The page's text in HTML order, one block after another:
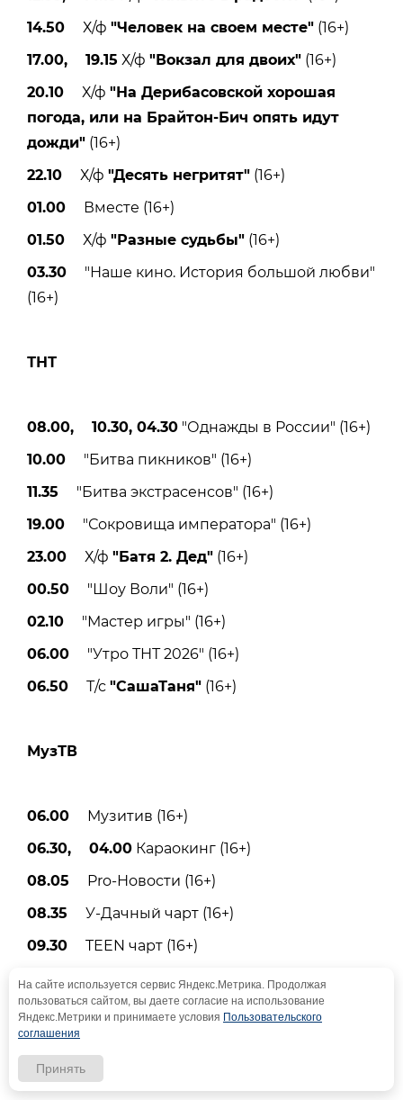
14.50 Х/ф "Человек на своем месте" (16+)
17.00, 19.15 Х/ф "Вокзал для двоих" (16+)
20.10 Х/ф "На Дерибасовской хорошая
погода, или на Брайтон-Бич опять идут
дожди" (16+)
22.10 Х/ф "Десять негритят" (16+)
01.00 Вместе (16+)
01.50 Х/ф "Разные судьбы" (16+)
03.30 "Наше кино. История большой любви"
(16+)
ТНТ
08.00, 10.30, 04.30 "Однажды в России" (16+)
10.00 "Битва пикников" (16+)
11.35 "Битва экстрасенсов" (16+)
19.00 "Сокровища императора" (16+)
23.00 Х/ф "Батя 2. Дед" (16+)
00.50 "Шоу Воли" (16+)
02.10 "Мастер игры" (16+)
06.00 "Утро ТНТ 2026" (16+)
06.50 Т/с "СашаТаня" (16+)
МузТВ
06.00 Музитив (16+)
06.30, 04.00 Караокинг (16+)
08.05 Pro-Новости (16+)
08.35 У-Дачный чарт (16+)
09.30 TEEN чарт (16+)
10.00, 16.30
Хиты по-русски (16+)
10.30Дачный плейлист Радио Дача (16+)
11.30Хит-сториз (16+)
12.00Юмор FM чарт (16+)
На сайте используется сервис Яндекс.Метрика. Продолжая
пользоваться сайтом, вы даете согласие на использование
Яндекс.Метрики и принимаете условия Пользовательского
соглашения
Принять